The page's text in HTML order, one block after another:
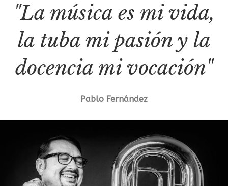
"La música es mi vida,
la tuba mi pasión y la
docencia mi vocación"
Pablo Fernández